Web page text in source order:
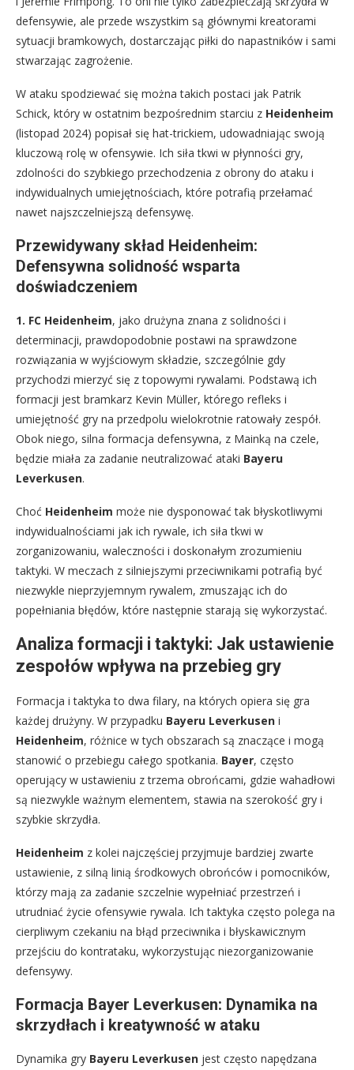
defensywie, ale przede wszystkim są głównymi kreatorami
sytuacji bramkowych, dostarczając piłki do napastników i sami
stwarzając zagrożenie.
W ataku spodziewać się można takich postaci jak Patrik
Schick, który w ostatnim bezpośrednim starciu z Heidenheim
(listopad 2024) popisał się hat-trickiem, udowadniając swoją
kluczową rolę w ofensywie. Ich siła tkwi w płynności gry,
zdolności do szybkiego przechodzenia z obrony do ataku i
indywidualnych umiejętnościach, które potrafią przełamać
nawet najszczelniejszą defensywę.
Przewidywany skład Heidenheim:
Defensywna solidność wsparta
doświadczeniem
1. FC Heidenheim, jako drużyna znana z solidności i
determinacji, prawdopodobnie postawi na sprawdzone
rozwiązania w wyjściowym składzie, szczególnie gdy
przychodzi mierzyć się z topowymi rywalami. Podstawą ich
formacji jest bramkarz Kevin Müller, którego refleks i
umiejętność gry na przedpolu wielokrotnie ratowały zespół.
Obok niego, silna formacja defensywna, z Mainką na czele,
będzie miała za zadanie neutralizować ataki Bayeru
Leverkusen.
Choć Heidenheim może nie dysponować tak błyskotliwymi
indywidualnościami jak ich rywale, ich siła tkwi w
zorganizowaniu, waleczności i doskonałym zrozumieniu
taktyki. W meczach z silniejszymi przeciwnikami potrafią być
niezwykle nieprzyjemnym rywalem, zmuszając ich do
popełniania błędów, które następnie starają się wykorzystać.
Analiza formacji i taktyki: Jak ustawienie
zespołów wpływa na przebieg gry
Formacja i taktyka to dwa filary, na których opiera się gra
każdej drużyny. W przypadku Bayeru Leverkusen i
Heidenheim, różnice w tych obszarach są znaczące i mogą
stanowić o przebiegu całego spotkania. Bayer, często
operujący w ustawieniu z trzema obrońcami, gdzie wahadłowi
są niezwykle ważnym elementem, stawia na szerokość gry i
szybkie skrzydła.
Heidenheim z kolei najczęściej przyjmuje bardziej zwarte
ustawienie, z silną linią środkowych obrońców i pomocników,
którzy mają za zadanie szczelnie wypełniać przestrzeń i
utrudniać życie ofensywie rywala. Ich taktyka często polega na
cierpliwym czekaniu na błąd przeciwnika i błyskawicznym
przejściu do kontrataku, wykorzystując niezorganizowanie
defensywy.
Formacja Bayer Leverkusen: Dynamika na
skrzydłach i kreatywność w ataku
Dynamika gry Bayeru Leverkusen jest często napędzana